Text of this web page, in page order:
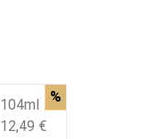
104ml %
12,49 €